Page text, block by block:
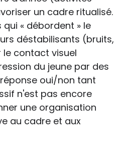
un cadre ritualisé.
« débordent » le
déstabilisants (bruits,
contact visuel
du jeune par des
oui/non tant
n'est pas encore
une organisation
au cadre et aux